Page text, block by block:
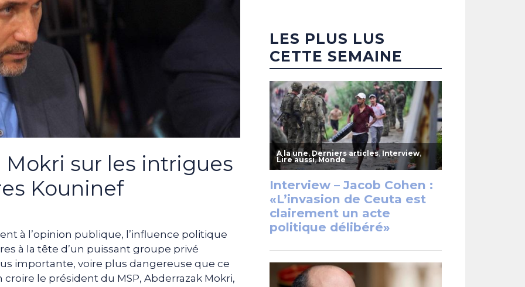
Mokri sur les intrigues
Kouninef
à l’opinion publique, l’influence politique
à la tête d’un puissant groupe privé
importante, voire plus dangereuse que ce
le président du MSP, Abderrazak Mokri,
LES PLUS LUS
CETTE SEMAINE